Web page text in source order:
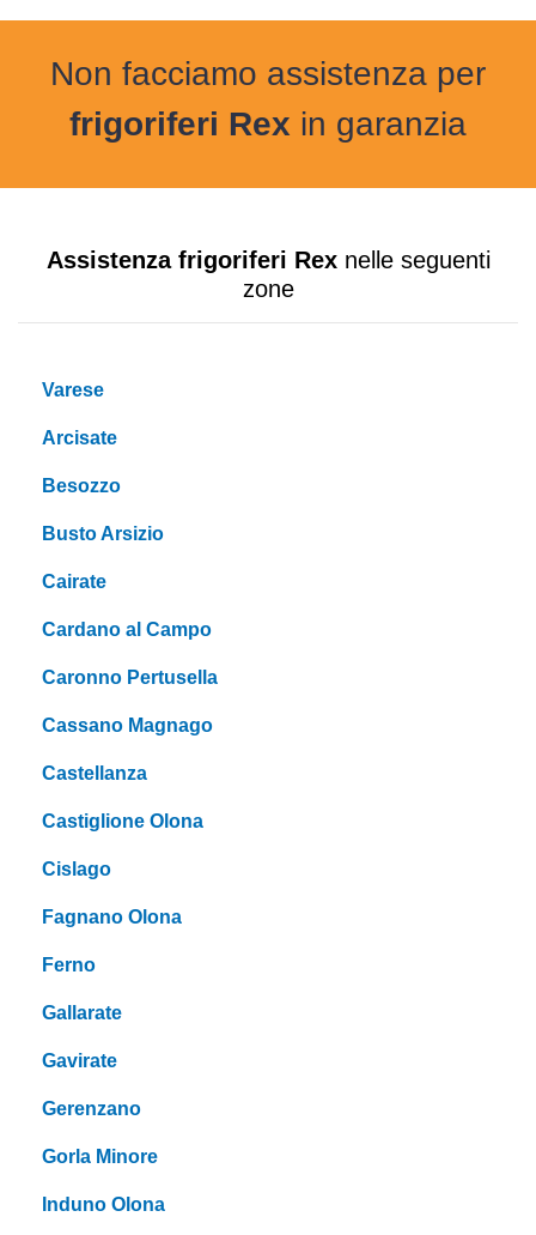
Non facciamo assistenza per
frigoriferi Rex in garanzia
Assistenza frigoriferi Rexnelle seguenti
zone
Varese
Arcisate
Besozzo
Busto Arsizio
Cairate
Cardano al Campo
Caronno Pertusella
Cassano Magnago
Castellanza
Castiglione Olona
Cislago
Fagnano Olona
Ferno
Gallarate
Gavirate
Gerenzano
Gorla Minore
Induno Olona